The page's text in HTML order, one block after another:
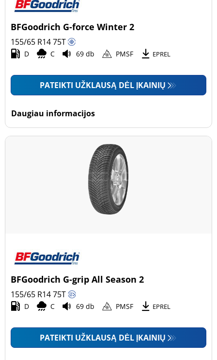
BFGoodrich G-force Winter 2
155/65 R1475T
D C 69 db PMSF EPREL
PATEIKTI UŽKLAUSĄ DĖL ĮKAINIŲ
Daugiau informacijos
BFGoodrich G-grip All Season 2
155/65 R1475T
D C 69 db PMSF EPREL
PATEIKTI UŽKLAUSĄ DĖL ĮKAINIŲ